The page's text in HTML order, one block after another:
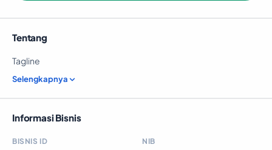
Tentang
Tagline
Selengkapnya
Informasi Bisnis
BISNIS ID NIB